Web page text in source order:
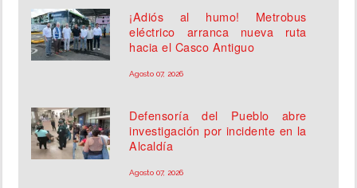
¡Adiós al humo! Metrobus
eléctrico arranca nueva ruta
hacia el Casco Antiguo
Agosto 07, 2026
Defensoría del Pueblo abre
investigación por incidente en la
Alcaldía
Agosto 07, 2026